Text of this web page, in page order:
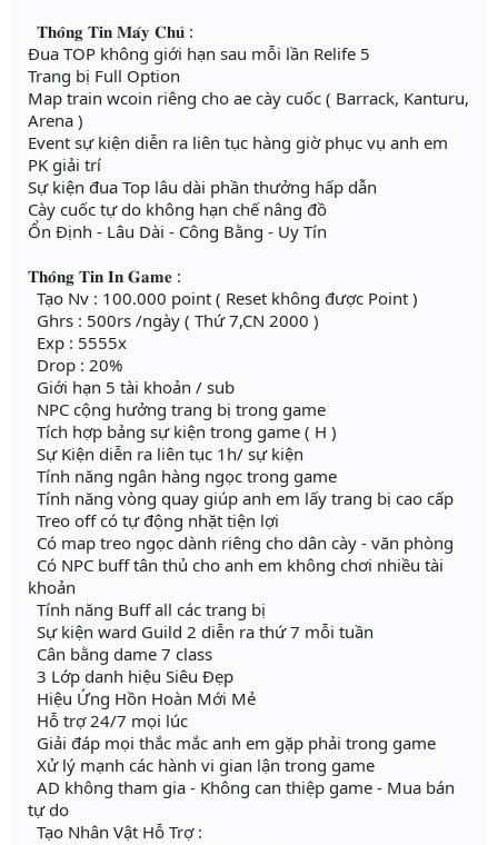
𝐓𝐡𝐨̂𝐧𝐠 𝐓𝐢𝐧 𝐌𝐚́𝐲 𝐂𝐡𝐮̉ :
Đua TOP không giới hạn sau mỗi lần Relife 5
Trang bị Full Option
Map train wcoin riêng cho ae cày cuốc ( Barrack, Kanturu,
Arena )
Event sự kiện diễn ra liên tục hàng giờ phục vụ anh em
PK giải trí
Sự kiện đua Top lâu dài phần thưởng hấp dẫn
Cày cuốc tự do không hạn chế nâng đồ
Ổn Định - Lâu Dài - Công Bằng - Uy Tín
𝐓𝐡𝐨̂𝐧𝐠 𝐓𝐢𝐧 𝐈𝐧 𝐆𝐚𝐦𝐞 :
Tạo Nv : 100.000 point ( Reset không được Point )
Ghrs : 500rs /ngày ( Thứ 7,CN 2000 )
Exp : 5555x
Drop : 20%
Giới hạn 5 tài khoản / sub
NPC cộng hưởng trang bị trong game
Tích hợp bảng sự kiện trong game ( H )
Sự Kiện diễn ra liên tục 1h/ sự kiện
Tính năng ngân hàng ngọc trong game
Tính năng vòng quay giúp anh em lấy trang bị cao cấp
Treo off có tự động nhặt tiện lợi
Có map treo ngọc dành riêng cho dân cày - văn phòng
Có NPC buff tân thủ cho anh em không chơi nhiều tài
khoản
Tính năng Buff all các trang bị
Sự kiện ward Guild 2 diễn ra thứ 7 mỗi tuần
Cân bằng dame 7 class
3 Lớp danh hiệu Siêu Đẹp
Hiệu Ứng Hồn Hoàn Mới Mẻ
Hỗ trợ 24/7 mọi lúc
Giải đáp mọi thắc mắc anh em gặp phải trong game
Xử lý mạnh các hành vi gian lận trong game
AD không tham gia - Không can thiệp game - Mua bán
tự do
Tạo Nhân Vật Hỗ Trợ :